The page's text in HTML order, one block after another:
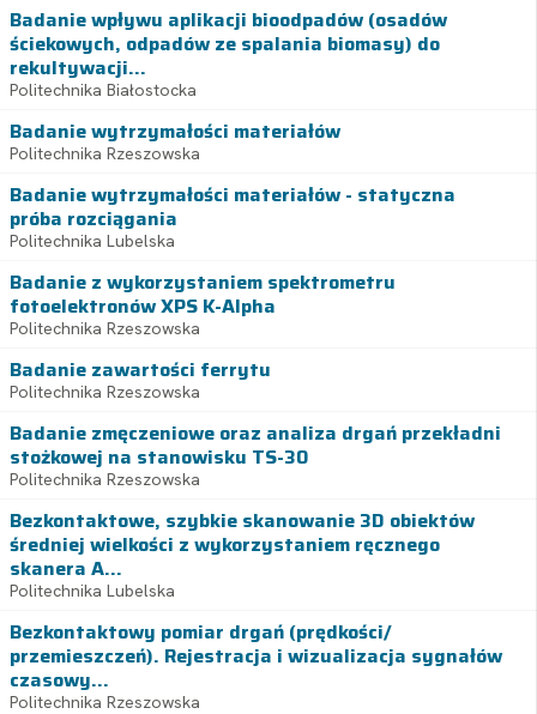
Badanie wpływu aplikacji bioodpadów (osadów
ściekowych, odpadów ze spalania biomasy) do
rekultywacji...
Politechnika Białostocka
Badanie wytrzymałości materiałów
Politechnika Rzeszowska
Badanie wytrzymałości materiałów - statyczna
próba rozciągania
Politechnika Lubelska
Badanie z wykorzystaniem spektrometru
fotoelektronów XPS K-Alpha
Politechnika Rzeszowska
Badanie zawartości ferrytu
Politechnika Rzeszowska
Badanie zmęczeniowe oraz analiza drgań przekładni
stożkowej na stanowisku TS-30
Politechnika Rzeszowska
Bezkontaktowe, szybkie skanowanie 3D obiektów
średniej wielkości z wykorzystaniem ręcznego
skanera A...
Politechnika Lubelska
Bezkontaktowy pomiar drgań (prędkości/
przemieszczeń). Rejestracja i wizualizacja sygnałów
czasowy...
Politechnika Rzeszowska